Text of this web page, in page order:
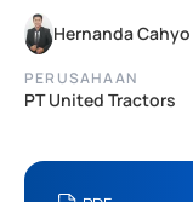
Hernanda Cahyo
PERUSAHAAN
PT United Tractors